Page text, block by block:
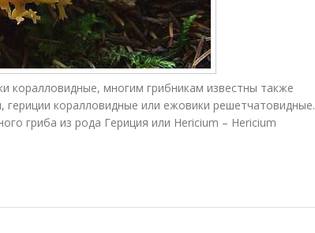
коралловидные, многим грибникам известны также
гериции коралловидные или ежовики решетчатовидные.
гриба из рода Гериция или Hericium – Hericium